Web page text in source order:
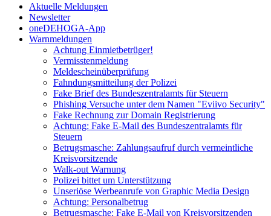
Aktuelle Meldungen
Newsletter
oneDEHOGA-App
Warnmeldungen
Achtung Einmietbetrüger!
Vermisstenmeldung
Meldescheinüberprüfung
Fahndungsmitteilung der Polizei
Fake Brief des Bundeszentralamts für Steuern
Phishing Versuche unter dem Namen "Eviivo Security"
Fake Rechnung zur Domain Registrierung
Achtung: Fake E-Mail des Bundeszentralamts für
Steuern
Betrugsmasche: Zahlungsaufruf durch vermeintliche
Kreisvorsitzende
Walk-out Warnung
Polizei bittet um Unterstützung
Unseriöse Werbeanrufe von Graphic Media Design
Achtung: Personalbetrug
Betrugsmasche: Fake E-Mail von Kreisvorsitzenden